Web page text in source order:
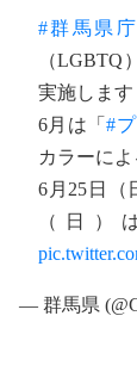
#群馬県庁
（LGBTQ
実施します
6月は「#
カラーに
6月25日
（日）
— 群馬県